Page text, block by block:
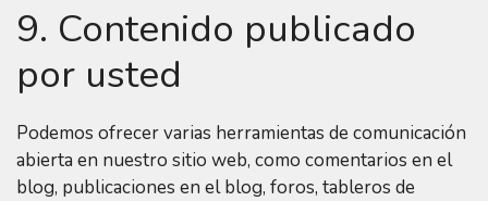
9. Contenido publicado
por usted
Podemos ofrecer varias herramientas de comunicación
abierta en nuestro sitio web, como comentarios en el
blog, publicaciones en el blog, foros, tableros de